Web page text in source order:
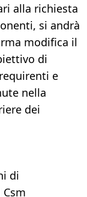
alla richiesta
si andrà
modifica il
di
e
nella
dei
di